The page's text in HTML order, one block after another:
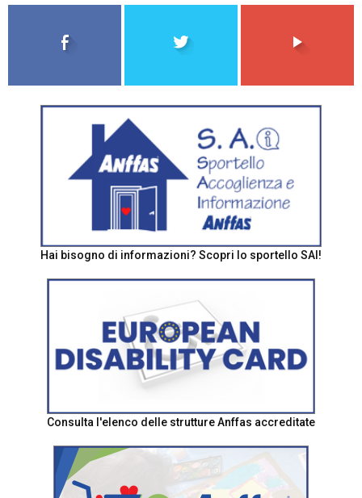
Hai bisogno di informazioni? Scopri lo sportello SAI!
Consulta l'elenco delle strutture Anffas accreditate